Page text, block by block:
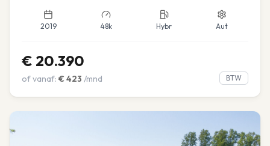
2019 48k Hybr Aut
€ 20.390
of vanaf: € 423 /mnd BTW